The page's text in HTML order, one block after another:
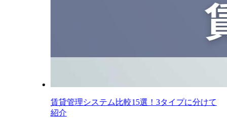
賃貸管理システム比較15選！3タイプに分けて
紹介